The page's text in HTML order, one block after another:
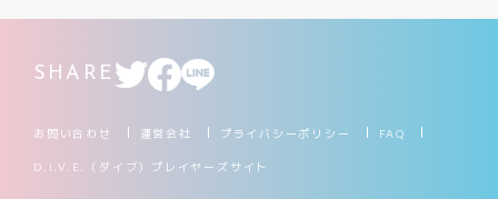
SHARE
お問い合わせ 運営会社 プライバシーポリシー FAQ
D.I.V.E.（ダイブ）プレイヤーズサイト